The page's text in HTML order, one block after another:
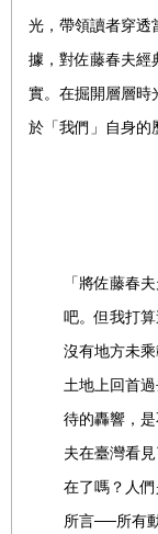
光，帶領讀者穿透
據，對佐藤春夫經
實。在掘開層層時
於「我們」自身的
「將佐藤春
吧。但我打
沒有地方未
土地上回首
待的轟響，
夫在臺灣看
在了嗎？人
所言──所有